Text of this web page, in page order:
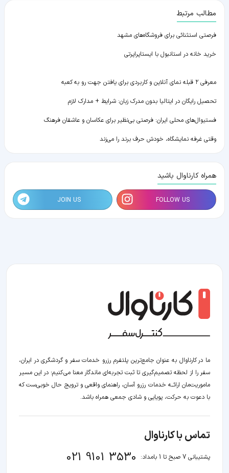
مطالب مرتبط
فرصتی استثنائی برای فروشگاه‌های مشهد
خرید خانه در استانبول با ایستاپراپرتی
معرفی ۲ قبله نمای آنلاین و کاربردی برای یافتن جهت رو به کعبه
تحصیل رایگان در ایتالیا بدون مدرک زبان: شرایط + مدارک لازم
فستیوال‌های محلی ایران: فرصتی بی‌نظیر برای عکاسان و عاشقان فرهنگ
وقتی غرفه نمایشگاه، خودش حرف برند را می‌زند
همراه کارناوال باشید
FOLLOW US
JOIN US
ما در کارناوال به عنوان جامع‌ترین پلتفرم رزرو خدمات سفر و گردشگری در ایران،
سفر را از لحظه‌ تصمیم‌گیری تا ثبت تجربه‌ای ماندگار معنا می‌کنیم؛ در این مسیر‍
ماموریت‌مان اراﺋــﻪ خدمات رزرو آسان، راهنمای واقعی و ترویج حال خوبی‌ست که
با دعوت به حرکت، پویایی و شادی جمعی همراه باشد.
تماس با کارناوال
پشتیبانی 7 صبح تا 1 بامداد: 021 9101 3530